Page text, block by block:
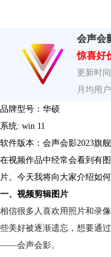
会声会
惊喜好
更新时
月均用
品牌型号：华硕
系统: win 11
软件版本：会声会影2023旗
在视频作品中经常会看到有
片。今天我将向大家介绍如
一、视频剪辑图片
相信很多人喜欢用照片和录
些美好被逐渐遗忘，想要通
——会声会影。